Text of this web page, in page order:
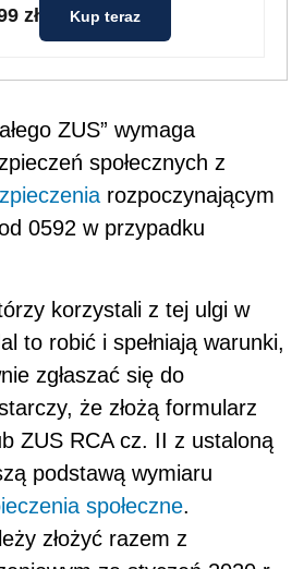
zł Kup teraz
ZUS” wymaga
społecznych z
rozpoczynającym
0592 w przypadku
korzystali z tej ulgi w
to robić i spełniają warunki,
zgłaszać się do
że złożą formularz
ZUS RCA cz. II z ustaloną
podstawą wymiaru
społeczne.
złożyć razem z